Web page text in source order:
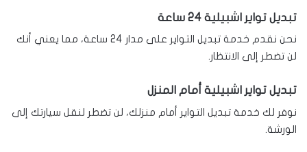
تبديل تواير اشبيلية 24 ساعة
نحن نقدم خدمة تبديل التواير على مدار 24 ساعة، مما يعني أنك
لن تضطر إلى الانتظار.
تبديل تواير اشبيلية أمام المنزل
نوفر لك خدمة تبديل التواير أمام منزلك، لن تضطر لنقل سيارتك إلى
الورشة.